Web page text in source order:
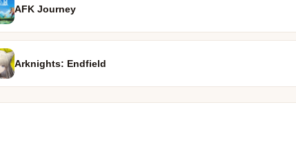
AFK Journey
Arknights: Endfield